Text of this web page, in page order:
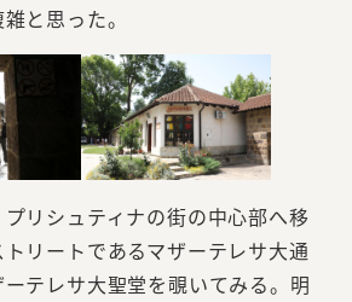
と思った。
リシュティナの街の中心部へ移
リートであるマザーテレサ大通
テレサ大聖堂を覗いてみる。明